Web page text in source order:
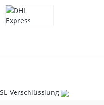
Verschlüsslung